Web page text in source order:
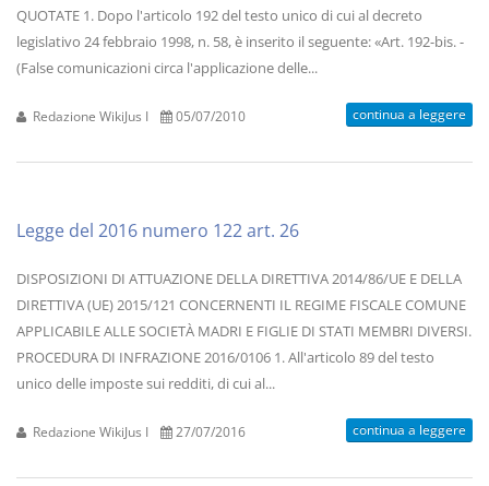
QUOTATE 1. Dopo l'articolo 192 del testo unico di cui al decreto
legislativo 24 febbraio 1998, n. 58, è inserito il seguente: «Art. 192-bis. -
(False comunicazioni circa l'applicazione delle...
Redazione WikiJus I 05/07/2010 continua a leggere
Legge del 2016 numero 122 art. 26
DISPOSIZIONI DI ATTUAZIONE DELLA DIRETTIVA 2014/86/UE E DELLA
DIRETTIVA (UE) 2015/121 CONCERNENTI IL REGIME FISCALE COMUNE
APPLICABILE ALLE SOCIETÀ MADRI E FIGLIE DI STATI MEMBRI DIVERSI.
PROCEDURA DI INFRAZIONE 2016/0106 1. All'articolo 89 del testo
unico delle imposte sui redditi, di cui al...
Redazione WikiJus I 27/07/2016 continua a leggere